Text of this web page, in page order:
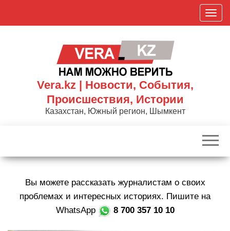
П
о
к
р
Vera.kz | Новости, События,
Происшествия, Истории
Казахстан, Южный регион, Шымкент
Вы можете рассказать журналистам о своих
проблемах и интересных историях. Пишите на
WhatsApp
8 700 357 10 10